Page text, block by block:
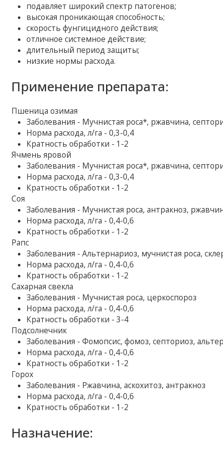
подавляет широкий спектр патогенов;
высокая проникающая способность;
скорость фунгицидного действия;
отличное системное действие;
длительный период защиты;
низкие нормы расхода.
Применение препарата:
Пшеница озимая
Заболевания - Мучнистая роса*, ржавчина,
Норма расхода, л/га - 0,3-0,4
Кратность обработки - 1-2
Ячмень яровой
Заболевания - Мучнистая роса*, ржавчина,
Норма расхода, л/га - 0,3-0,4
Кратность обработки - 1-2
Соя
Заболевания - Мучнистая роса, антракноз,
Норма расхода, л/га - 0,4-0,6
Кратность обработки - 1-2
Рапс
Заболевания - Альтернариоз, мучнистая роса,
Норма расхода, л/га - 0,4-0,6
Кратность обработки - 1-2
Сахарная свекла
Заболевания - Мучнистая роса, церкоспороз
Норма расхода, л/га - 0,4-0,6
Кратность обработки - 3-4
Подсолнечник
Заболевания - Фомопсис, фомоз, септориоз,
Норма расхода, л/га - 0,4-0,6
Кратность обработки - 1-2
Горох
Заболевания - Ржавчина, аскохитоз, антракноз
Норма расхода, л/га - 0,4-0,6
Кратность обработки - 1-2
Назначение: